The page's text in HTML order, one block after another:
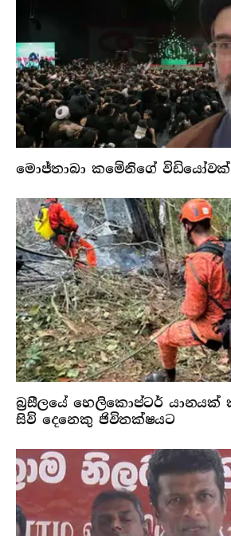
මොජ්තාබා කමේනිගේ
බ්‍රසීලයේ හෙලිකොප්ටර් යානයක්
සිව් දෙනෙකු ජිවිතක්ෂයට